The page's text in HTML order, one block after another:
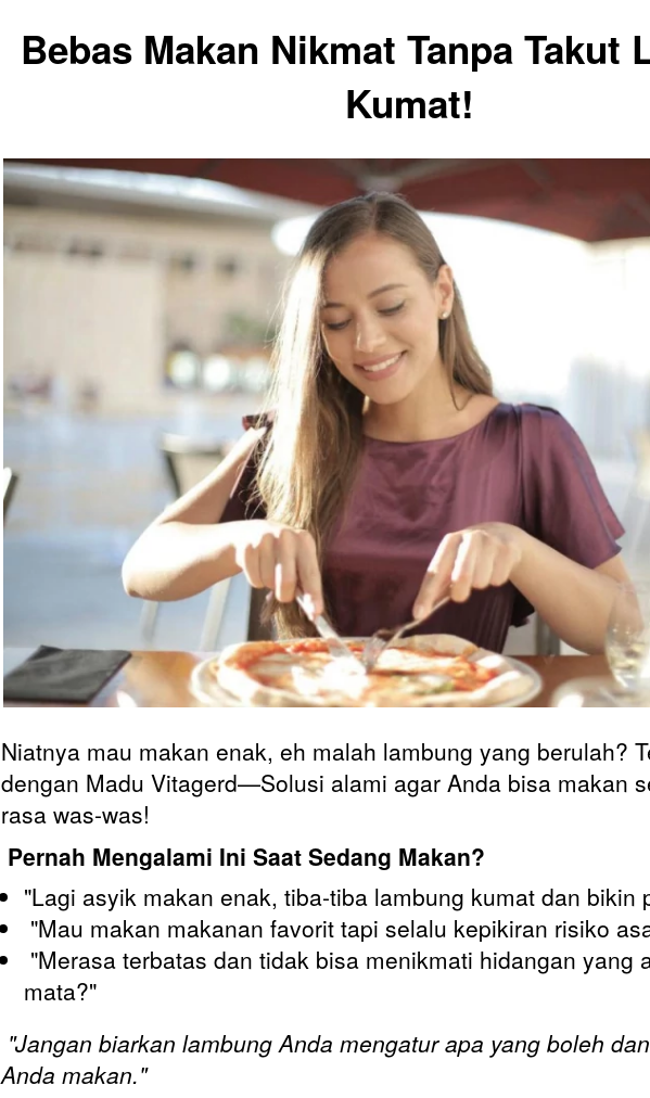
Bebas Makan Nikmat Tanpa Takut
Kumat!
Niatnya mau makan enak, eh malah lambung yang berulah?
dengan Madu Vitagerd—Solusi alami agar Anda bisa makan
rasa was-was!
Pernah Mengalami Ini Saat Sedang Makan?
"Lagi asyik makan enak, tiba-tiba lambung kumat dan bikin
"Mau makan makanan favorit tapi selalu kepikiran risiko
mata?"
"Jangan biarkan lambung Anda mengatur apa yang boleh
Anda makan."